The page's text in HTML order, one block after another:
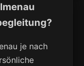
je nach